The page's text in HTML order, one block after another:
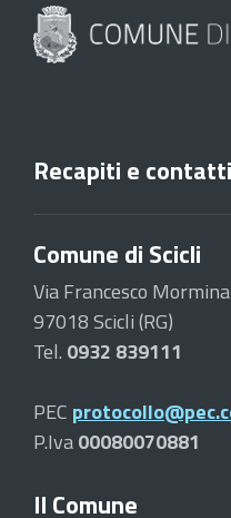
Recapiti e contatti
Comune di Scicli
Via Francesco
97018 Scicli (RG)
Tel. 0932 839111
PEC
P.Iva00080070881
Il Comune